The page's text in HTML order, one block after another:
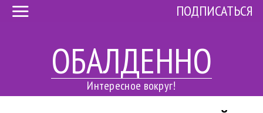
ОБАЛДЕННО
Интересное вокруг!
ПОДПИСАТЬСЯ